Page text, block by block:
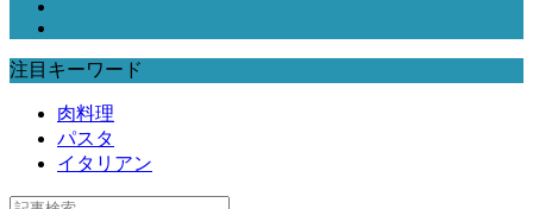
注目キーワード
肉料理
パスタ
イタリアン